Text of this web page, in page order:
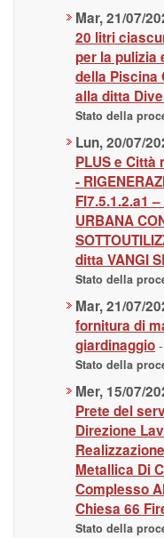
Mar, 21/07/
20 litri
per la pulizia
della Piscina
alla ditta
Stato della
Lun, 20/07/
PLUS e Città
-
FI7.5.1.2.a1
URBANA
ditta VANGI
Stato della
Mar, 21/07/
fornitura di
giardinaggio -
Stato della
Mer, 15/07/
Prete del
Direzione
Metallica Di
Complesso
Chiesa 66
Stato della